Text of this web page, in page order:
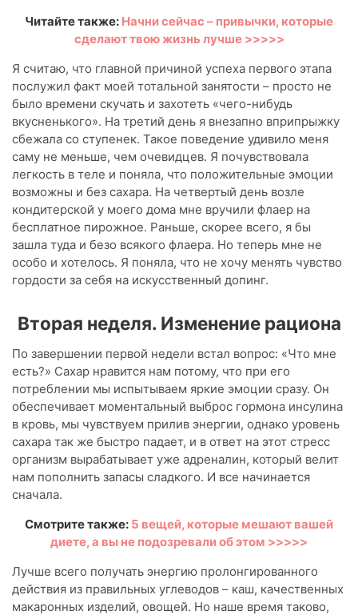
Читайте также: Начни сейчас – привычки, которые
сделают твою жизнь лучше >>>>>
Я считаю, что главной причиной успеха первого этапа
послужил факт моей тотальной занятости – просто не
было времени скучать и захотеть «чего-нибудь
вкусненького». На третий день я внезапно вприпрыжку
сбежала со ступенек. Такое поведение удивило меня
саму не меньше, чем очевидцев. Я почувствовала
легкость в теле и поняла, что положительные эмоции
возможны и без сахара. На четвертый день возле
кондитерской у моего дома мне вручили флаер на
бесплатное пирожное. Раньше, скорее всего, я бы
зашла туда и безо всякого флаера. Но теперь мне не
особо и хотелось. Я поняла, что не хочу менять чувство
гордости за себя на искусственный допинг.
Вторая неделя. Изменение рациона
По завершении первой недели встал вопрос: «Что мне
есть?» Сахар нравится нам потому, что при его
потреблении мы испытываем яркие эмоции сразу. Он
обеспечивает моментальный выброс гормона инсулина
в кровь, мы чувствуем прилив энергии, однако уровень
сахара так же быстро падает, и в ответ на этот стресс
организм вырабатывает уже адреналин, который велит
нам пополнить запасы сладкого. И все начинается
сначала.
Смотрите также: 5 вещей, которые мешают вашей
диете, а вы не подозревали об этом >>>>>
Лучше всего получать энергию пролонгированного
действия из правильных углеводов – каш, качественных
макаронных изделий, овощей. Но наше время таково,